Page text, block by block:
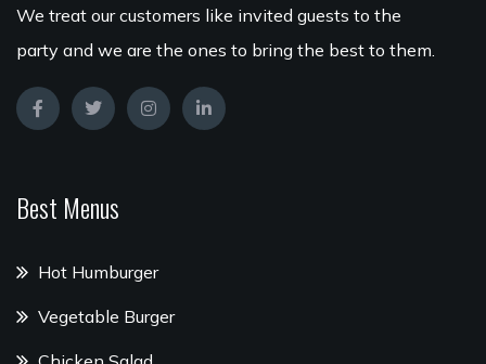
We treat our customers like invited guests to the
party and we are the ones to bring the best to them.
Best Menus
Hot Humburger
Vegetable Burger